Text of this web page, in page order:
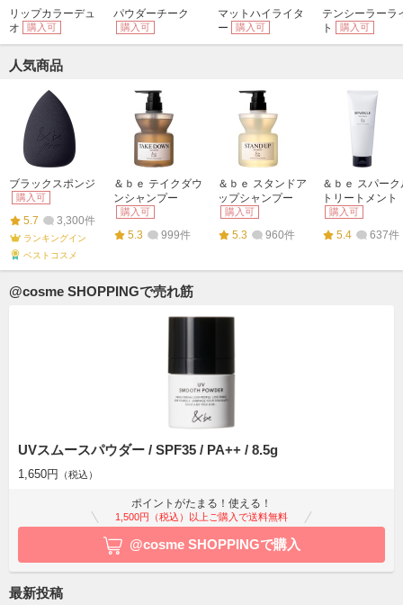
リップカラーデュ
オ
購入可
パウダーチーク
購入可
マットハイライタ
ー
購入可
テンシーラーラ
ト
購入可
人気商品
ブラックスポンジ
購入可
5.7 3,300件
ランキングイン
ベストコスメ
＆ｂｅ テイクダウ
ンシャンプー
購入可
5.3 999件
＆ｂｅ スタンドア
ップシャンプー
購入可
5.3 960件
＆ｂｅ スパーク
トリートメント
購入可
5.4 637件
@cosme SHOPPINGで売れ筋
UVスムースパウダー / SPF35 / PA++ / 8.5g
1,650円 （税込）
ポイントがたまる！使える！
1,500円（税込）以上ご購入で送料無料
@cosme SHOPPINGで購入
最新投稿